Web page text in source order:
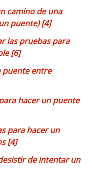
camino de una
puente) [4]
las pruebas para
[6]
puente entre
hacer un puente
para hacer un
[4]
de intentar un